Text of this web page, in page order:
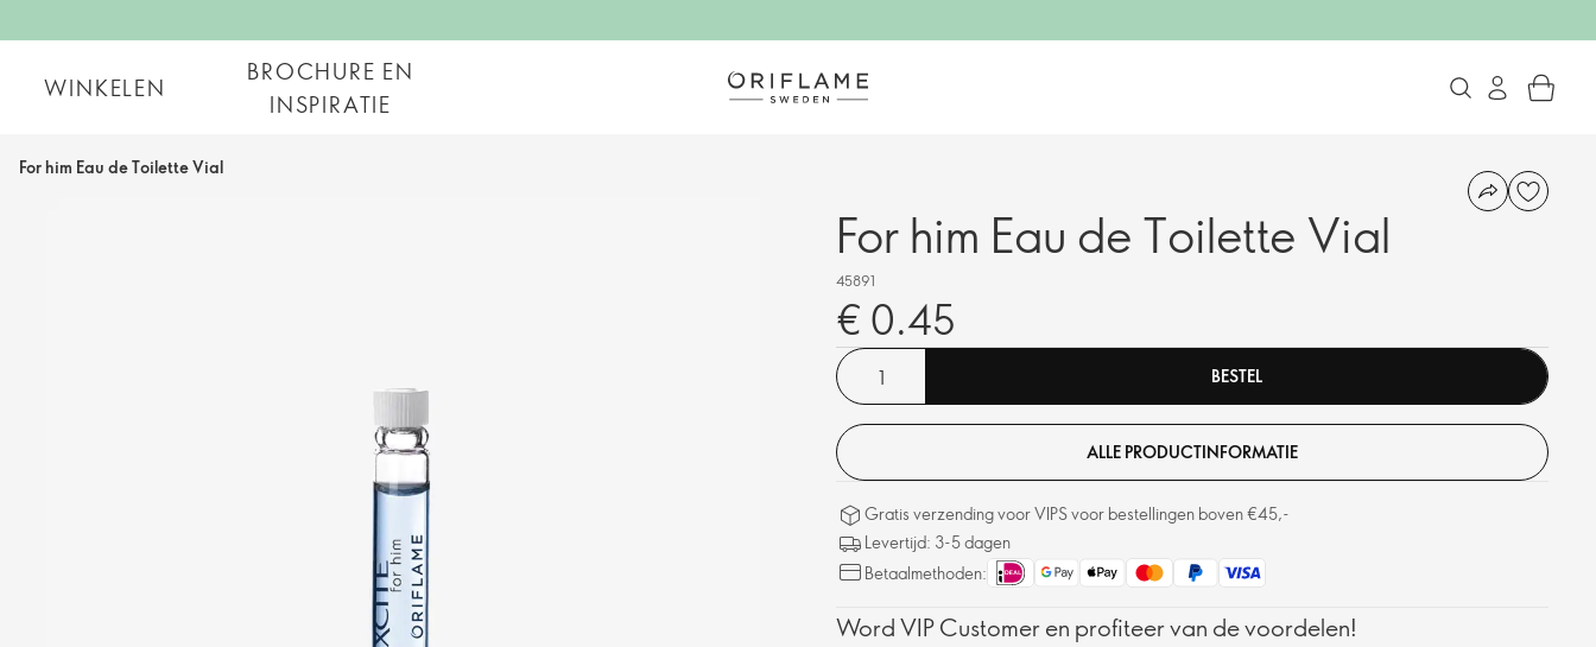
WINKELEN
BROCHURE EN
INSPIRATIE
For him Eau de Toilette Vial
For him Eau de Toilette Vial
45891
€ 0.45
BESTEL
ALLE PRODUCTINFORMATIE
Gratis verzending voor VIPS voor bestellingen boven €45,-
Levertijd: 3-5 dagen
Betaalmethoden:
Word VIP Customer en profiteer van de voordelen!